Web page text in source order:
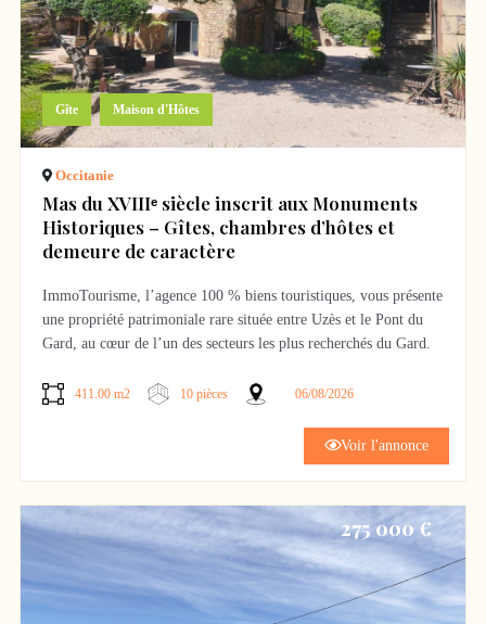
Une superbe grange toute en pierre de 100 m2 accolée d’une
pièce avec cheminée aménageable en cuisine
Gîte , Maison d'Hôtes
Occitanie
Mas du XVIIIᵉ siècle inscrit aux Monuments
Historiques – Gîtes, chambres d’hôtes et
demeure de caractère
ImmoTourisme, l’agence 100 % biens touristiques, vous présente
une propriété patrimoniale rare située entre Uzès et le Pont du
Gard, au cœur de l’un des secteurs les plus recherchés du Gard.
Ancienne ferme du XVIIIᵉ siècle dont les façades et toitures sont
propriété en pierre conjugue le charme de l’architecture
provençale, un environnement privilégié et un fort potentiel de
Développant environ 411 m² habitables sur un terrain arboré
d’environ 1 600 m², elle se compose de deux mas indépendants
entièrement habitables, offrant une organisation idéale pour
accueillir une activité de chambres d’hôtes, de gîtes ou une grande
411.00 m2 10 pièces 06/08/2026
Voir l'annonce
275 000 €